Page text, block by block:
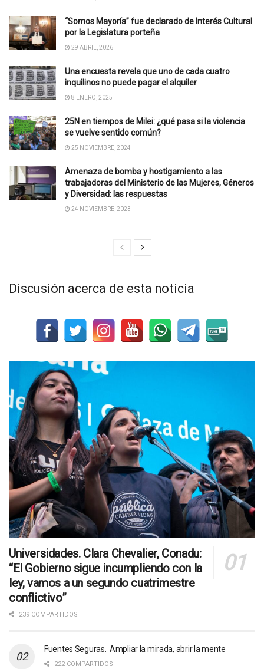
“Somos Mayoría” fue declarado de Interés Cultural
por la Legislatura porteña
29 ABRIL, 2026
Una encuesta revela que uno de cada cuatro
inquilinos no puede pagar el alquiler
8 ENERO, 2025
25N en tiempos de Milei: ¿qué pasa si la violencia
se vuelve sentido común?
25 NOVIEMBRE, 2024
Amenaza de bomba y hostigamiento a las
trabajadoras del Ministerio de las Mujeres, Géneros
y Diversidad: las respuestas
24 NOVIEMBRE, 2023
Discusión acerca de esta noticia
Universidades. Clara Chevalier, Conadu:
“El Gobierno sigue incumpliendo con la
ley, vamos a un segundo cuatrimestre
conflictivo”
239 COMPARTIDOS
Fuentes Seguras. Ampliar la mirada, abrir la mente
222 COMPARTIDOS